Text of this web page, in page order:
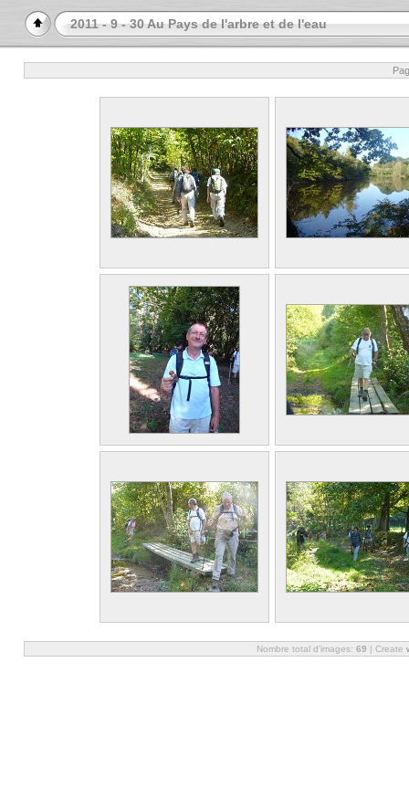
2011 - 9 - 30 Au Pays de l'arbre et de l'eau
Nombre total d'images: 69 | Create